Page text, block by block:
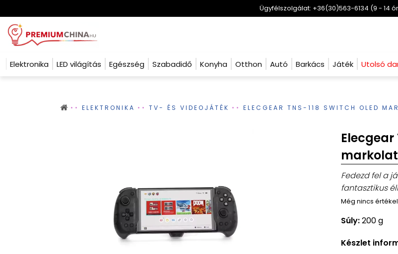
Ügyfélszolgálat: +36(30)563-6134 (9 - 14
Elektronika LED világítás Egészség Szabadidő Konyha Otthon Autó Barkács Játék Utolsó
ELEKTRONIKA TV- ÉS VIDEOJÁTÉK ELECGEAR TNS-118 SWITCH OLED
Elecgear
Fedezd fel a
fantasztikus
Még nincs
Súly:200 g
Készlet